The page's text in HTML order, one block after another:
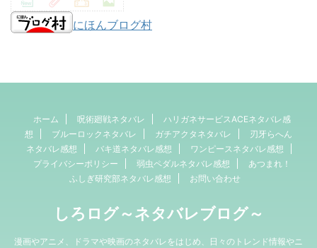
にほんブログ村
ホーム 呪術廻戦ネタバレ
ハリガネサービスACEネタバレ感
想
ブルーロックネタバレ ガチアクタネタバレ
刃牙らへん
ネタバレ感想
バキ道ネタバレ感想
ワンピースネタバレ感想
プライバシーポリシー
弱虫ペダルネタバレ感想
あつまれ！
ふしぎ研究部ネタバレ感想
お問い合わせ
しろログ～ネタバレブログ～
漫画やアニメ、ドラマや映画のネタバレをはじめ、日々のトレンド情報やニ